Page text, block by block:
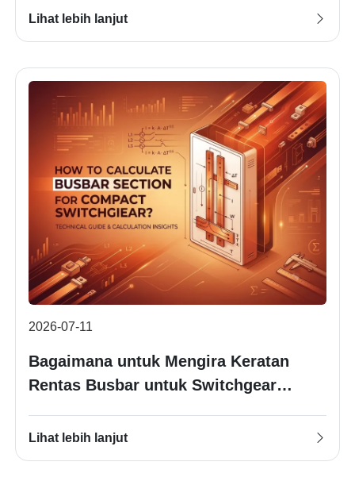
Lihat lebih lanjut
2026-07-11
Bagaimana untuk Mengira Keratan
Rentas Busbar untuk Switchgear
Lihat lebih lanjut